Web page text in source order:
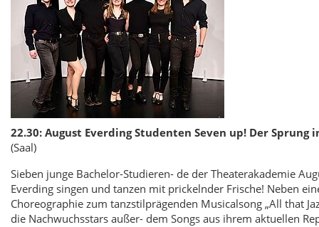
22.30: August Everding Studenten Seven up! Der Sprung
(Saal)
Sieben junge Bachelor-Studieren- de der Theaterakademie
Everding singen und tanzen mit prickelnder Frische! Neben
Choreographie zum tanzstilprägenden Musicalsong „All that
die Nachwuchsstars außer- dem Songs aus ihrem aktuellen